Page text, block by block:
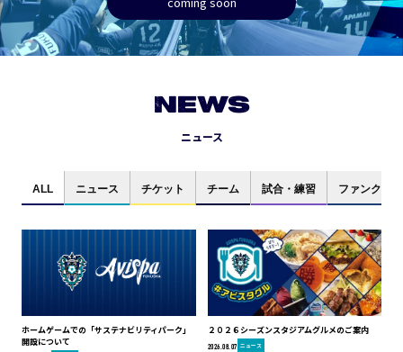
NEWS
ニュース
ALL ニュース チケット チーム 試合・練習 ファンクラブ
ホームゲームでの「サステナビリティパーク」
開設について
２０２６シーズンスタジアムグルメのご案内
2026.08.07 ニュース